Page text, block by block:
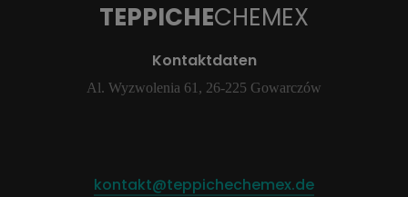
TEPPICHECHEMEX
Kontaktdaten
Al. Wyzwolenia 61, 26-225 Gowarczów
kontakt@teppichechemex.de